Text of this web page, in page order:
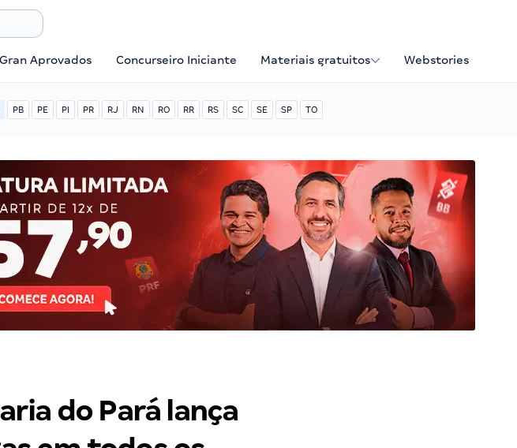
Gran Aprovados Concurseiro Iniciante Materiais gratuitos Webstories
PB PE PI PR RJ RN RO RR RS SC SE SP TO
do Pará lança